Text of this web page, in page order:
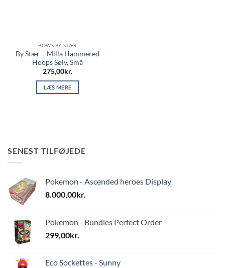
BOWS BY STÆR
By Stær – Milla Hammered
Hoops Sølv, Små
275,00kr.
LÆS MERE
SENEST TILFØJEDE
Pokemon - Ascended heroes Display
8.000,00kr.
Pokemon - Bundles Perfect Order
299,00kr.
Eco Sockettes - Sunny